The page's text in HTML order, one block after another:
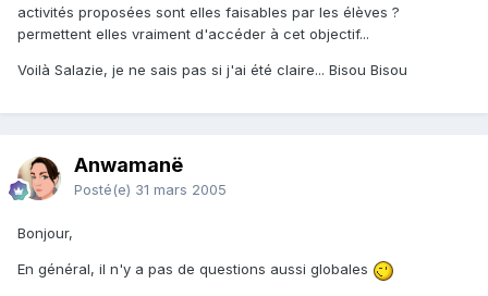
activités proposées sont elles faisables par les élèves ?
permettent elles vraiment d'accéder à cet objectif...
Voilà Salazie, je ne sais pas si j'ai été claire... Bisou Bisou
Anwamanë
Posté(e) 31 mars 2005
Bonjour,
En général, il n'y a pas de questions aussi globales